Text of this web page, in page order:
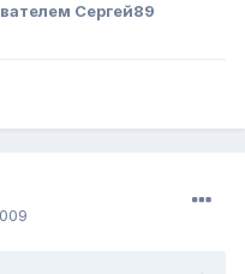
Сергей89